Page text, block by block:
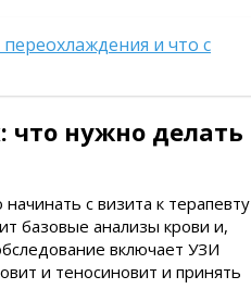
и что с
что нужно делать
с визита к терапевту
базовые анализы крови и,
включает УЗИ
и теносиновит и принять